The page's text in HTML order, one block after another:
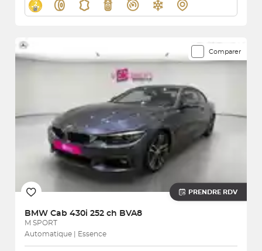
Comparer
PRENDRE RDV
BMW Cab 430i 252 ch BVA8
M SPORT
Automatique | Essence